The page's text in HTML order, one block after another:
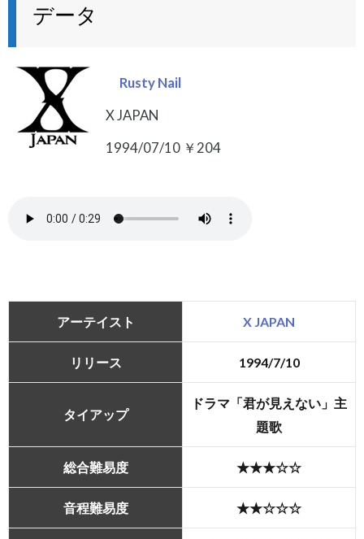
データ
Rusty Nail
X JAPAN
1994/07/10 ￥204
アーテイスト X JAPAN
リリース 1994/7/10
タイアップ
ドラマ「君が見えない」主
題歌
総合難易度 ★★★☆☆
音程難易度 ★★☆☆☆